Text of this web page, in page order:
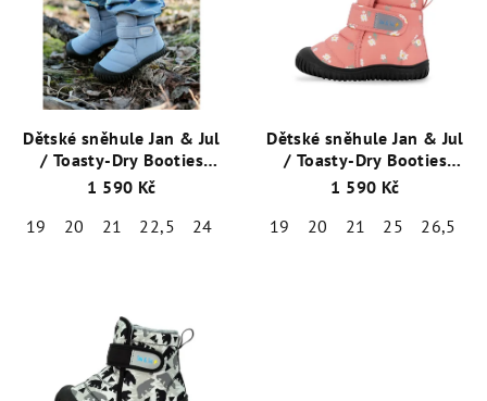
Dětské sněhule Jan & Jul
/ Toasty-Dry Booties
Dusty Blue / BTB-DBL
1 590 Kč
19
20 21 22,5 24
Dětské sněhule Jan & Jul
/ Toasty-Dry Booties
Apricot Flower / BTB-AFL
1 590 Kč
19
20 21 25 26,5